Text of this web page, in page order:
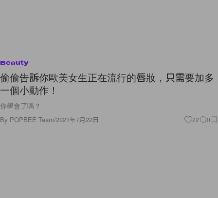
Beauty
偷偷告訴你歐美女生正在流行的唇妝，只需要加多
一個小動作！
你學會了嗎？
By POPBEE Team/2021年7月22日 22 0